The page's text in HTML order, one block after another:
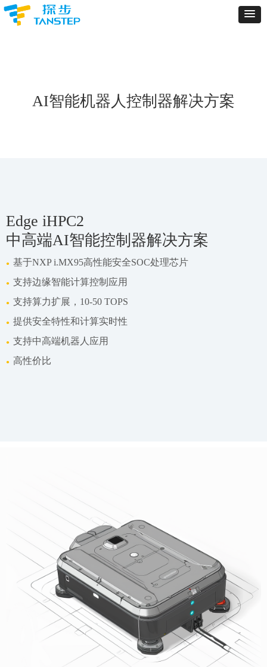
AI智能机器人控制器解决方案
Edge iHPC2
中高端AI智能控制器解决方案
● 基于NXP i.MX95高性能安全SOC处理芯片
● 支持边缘智能计算控制应用
● 支持算力扩展，10-50 TOPS
● 提供安全特性和计算实时性
● 支持中高端机器人应用
● 高性价比